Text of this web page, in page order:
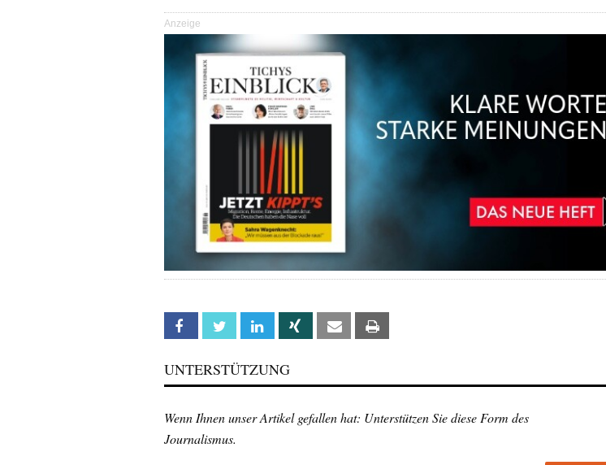
Anzeige
Facebook Twitter Linkedin Xing Email
UNTERSTÜTZUNG
Wenn Ihnen unser Artikel gefallen hat: Unterstützen Sie diese Form des
Journalismus.